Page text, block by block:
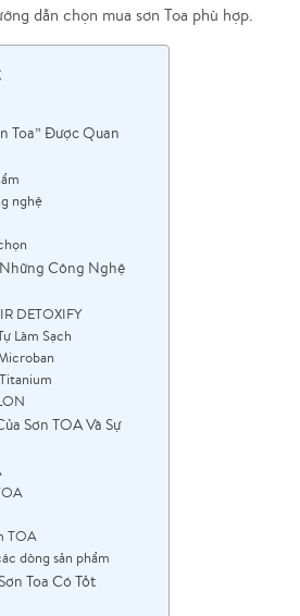
dẫn chọn mua sơn Toa phù hợp.
Toa” Được Quan
nghệ
Công Nghệ
DETOXIFY
Làm Sạch
Sơn TOA Và Sự
TOA
dòng sản phẩm
Toa Có Tốt